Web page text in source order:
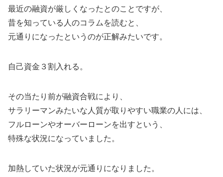
最近の融資が厳しくなったとのことですが、
昔を知っている人のコラムを読むと、
元通りになったというのが正解みたいです。
自己資金３割入れる。
その当たり前が融資合戦により、
サラリーマンみたいな人質が取りやすい職業の人には、
フルローンやオーバーローンを出すという、
特殊な状況になっていました。
加熱していた状況が元通りになりました。